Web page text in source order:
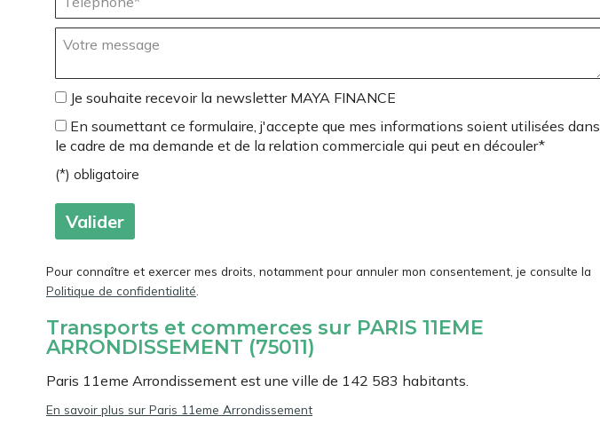
Votre message :
Je souhaite recevoir la newsletter MAYA FINANCE
En soumettant ce formulaire, j'accepte que mes informations soient utilisées dans
le cadre de ma demande et de la relation commerciale qui peut en découler*
(*) obligatoire
Pour connaître et exercer mes droits, notamment pour annuler mon consentement, je consulte la
Politique de confidentialité
Transports et commerces sur PARIS 11EME
ARRONDISSEMENT (75011)
Paris 11eme Arrondissement est une ville de 142 583 habitants.
En savoir plus sur Paris 11eme Arrondissement